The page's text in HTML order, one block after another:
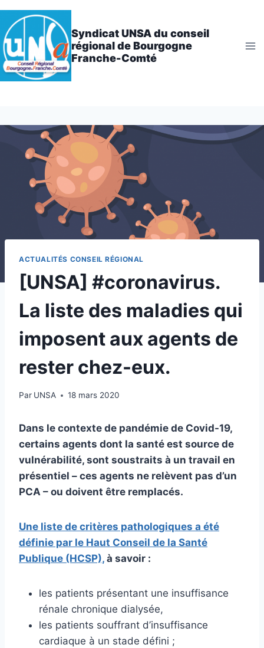
Aller
au
contenu
Syndicat UNSA du conseil
régional de Bourgogne
Franche-Comté
ACTUALITÉS CONSEIL RÉGIONAL
[UNSA] #coronavirus.
La liste des maladies qui
imposent aux agents de
rester chez-eux.
Par UNSA 18 mars 2020
Dans le contexte de pan­dé­mie de Covid-19,
cer­tains agents dont la santé est source de
vul­né­ra­bi­lité, sont sous­traits à un tra­vail en
pré­sen­tiel – ces agents ne relè­vent pas d’un
PCA – ou doi­vent être rem­pla­cés.
Une liste de cri­tè­res patho­lo­gi­ques a été
défi­nie par le Haut Conseil de la Santé
Publique (HCSP), à savoir :
les patients présentant une insuffisance
rénale chronique dialysée,
les patients souffrant d’insuffisance
cardiaque à un stade défini ;